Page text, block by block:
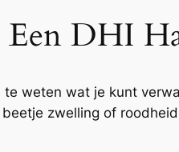
DHI
te weten wat je kunt
zwelling of